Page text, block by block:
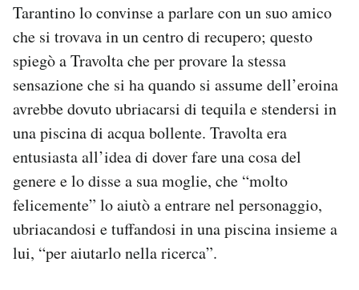
Tarantino lo convinse a parlare con un suo amico
che si trovava in un centro di recupero; questo
spiegò a Travolta che per provare la stessa
sensazione che si ha quando si assume dell’eroina
avrebbe dovuto ubriacarsi di tequila e stendersi in
una piscina di acqua bollente. Travolta era
entusiasta all’idea di dover fare una cosa del
genere e lo disse a sua moglie, che “molto
felicemente” lo aiutò a entrare nel personaggio,
ubriacandosi e tuffandosi in una piscina insieme a
lui, “per aiutarlo nella ricerca”.